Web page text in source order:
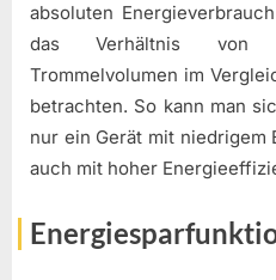
absoluten
das Verhältnis von
Trommelvolumen im
betrachten. So kann man
nur ein Gerät mit niedrigem
auch mit hoher